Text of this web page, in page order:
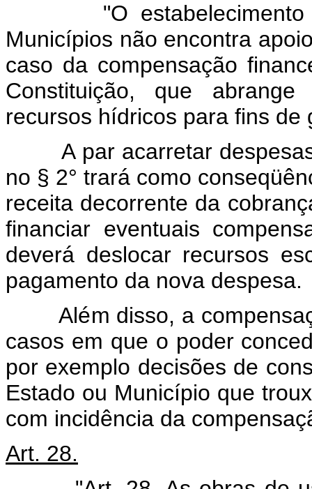
"O estabelecimento de
Municípios não encontra
caso da compensação
Constituição, que
recursos hídricos para fins
A par acarretar despesas
no § 2° trará como
receita decorrente da
financiar eventuais
deverá deslocar recursos
pagamento da nova despesa.
Além disso, a
casos em que o poder
por exemplo decisões de
Estado ou Município que
com incidência da
Art. 28.